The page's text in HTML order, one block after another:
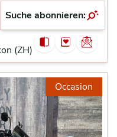
(ZH)
Occasion
Suche abonnieren: